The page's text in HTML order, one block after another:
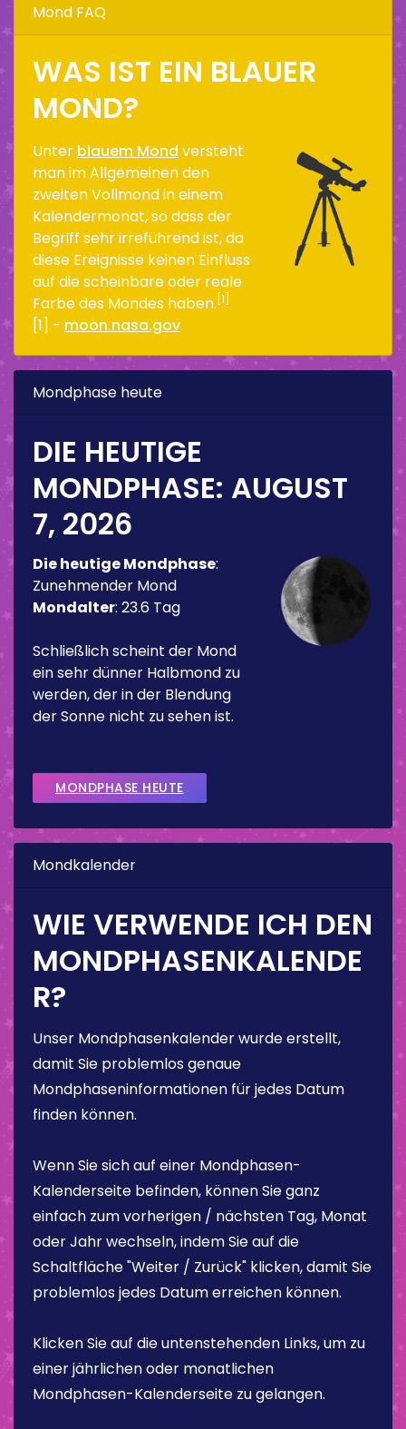
Mond FAQ
WAS IST EIN BLAUER
MOND?
Unter blauem Mond versteht
man im Allgemeinen den
zweiten Vollmond in einem
Kalendermonat, so dass der
Begriff sehr irreführend ist, da
diese Ereignisse keinen Einfluss
auf die scheinbare oder reale
Farbe des Mondes haben. [1]
[1] - moon.nasa.gov
Mondphase heute
DIE HEUTIGE
MONDPHASE: AUGUST
7, 2026
Die heutige Mondphase:
Zunehmender Mond
Mondalter: 23.6 Tag
Schließlich scheint der Mond
ein sehr dünner Halbmond zu
werden, der in der Blendung
der Sonne nicht zu sehen ist.
MONDPHASE HEUTE
Mondkalender
WIE VERWENDE ICH DEN
MONDPHASENKALENDE
R?
Unser Mondphasenkalender wurde erstellt,
damit Sie problemlos genaue
Mondphaseninformationen für jedes Datum
finden können.
Wenn Sie sich auf einer Mondphasen-
Kalenderseite befinden, können Sie ganz
einfach zum vorherigen / nächsten Tag, Monat
oder Jahr wechseln, indem Sie auf die
Schaltfläche "Weiter / Zurück" klicken, damit Sie
problemlos jedes Datum erreichen können.
Klicken Sie auf die untenstehenden Links, um zu
einer jährlichen oder monatlichen
Mondphasen-Kalenderseite zu gelangen.